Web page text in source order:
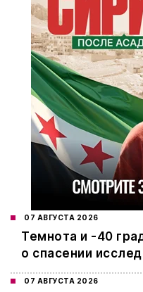
07 АВГУСТА 2026
Темнота и -40
о спасении
07 АВГУСТА 2026